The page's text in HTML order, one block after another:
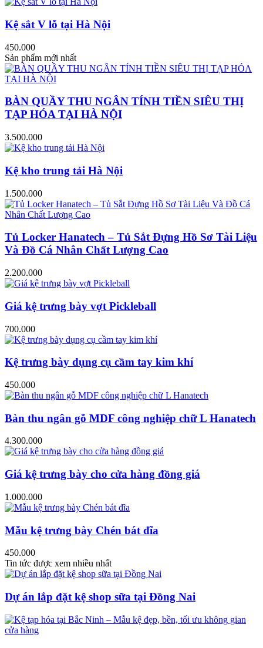
Kệ sắt V lỗ tại Hà Nội
450.000
Sản phẩm mới nhất
BÀN QUẦY THU NGÂN TÍNH TIỀN SIÊU THỊ
TẠP HÓA TẠI HÀ NỘI
3.500.000
Kệ kho trung tải Hà Nội
1.500.000
Tủ Locker Hanatech – Tủ Sắt Đựng Hồ Sơ Tài Liệu
Và Đồ Cá Nhân Chất Lượng Cao
2.200.000
Giá kệ trưng bày vợt Pickleball
700.000
Kệ trưng bày dụng cụ cầm tay kim khí
450.000
Bàn thu ngân gỗ MDF công nghiệp chữ L Hanatech
4.300.000
Giá kệ trưng bày cho cửa hàng đồng giá
1.000.000
Mẫu kệ trưng bày Chén bát đĩa
450.000
Tin tức được xem nhiều nhất
Dự án lắp đặt kệ shop sữa tại Đồng Nai